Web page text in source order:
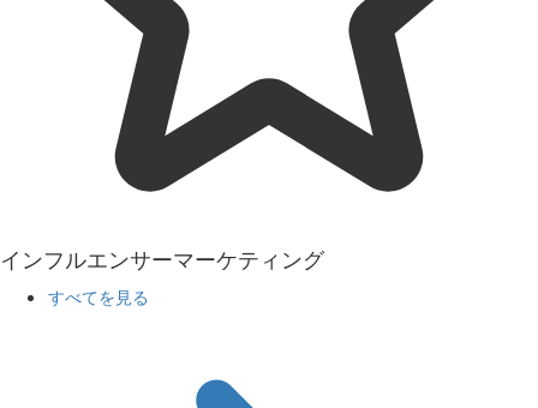
インフルエンサーマーケティング
すべてを見る